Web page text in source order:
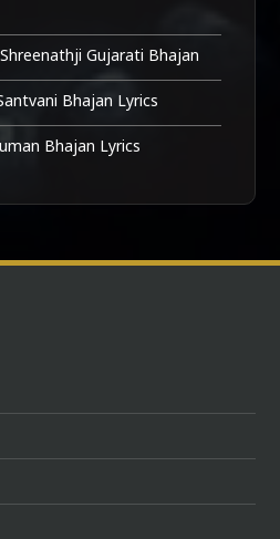
Shreenathji Gujarati Bhajan
Bhajan Lyrics
Bhajan Lyrics